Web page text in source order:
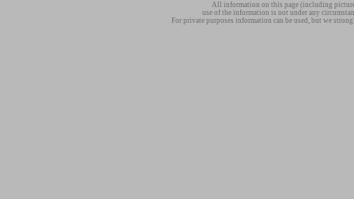
All information on this page (including
use of the information is not under any
For private purposes information can be used, but we